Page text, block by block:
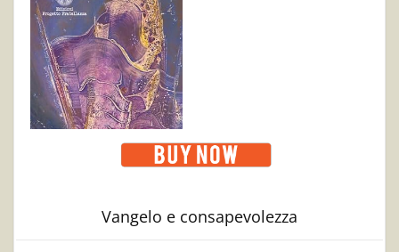
Vangelo e consapevolezza